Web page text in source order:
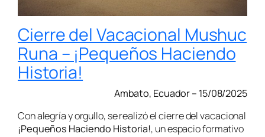
Cierre del Vacacional Mushuc
Runa – ¡Pequeños Haciendo
Historia!
Ambato, Ecuador – 15/08/2025
Con alegría y orgullo, se realizó el cierre del vacacional
¡Pequeños Haciendo Historia!, un espacio formativo